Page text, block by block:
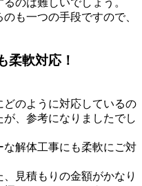
も一つの手段ですので、
柔軟対応！
のように対応しているの
、参考になりましたでし
解体工事にも柔軟にご対
見積もりの金額がかなり